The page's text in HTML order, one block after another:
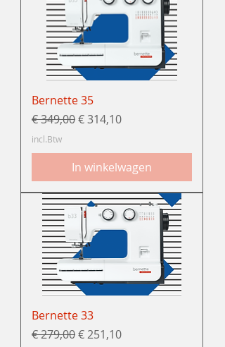
Bernette 35
Normale prijs
€ 349,00Verkoopprijs
€ 314,10
incl.Btw
In winkelwagen
Bernette 33
Normale prijs
€ 279,00Verkoopprijs
€ 251,10